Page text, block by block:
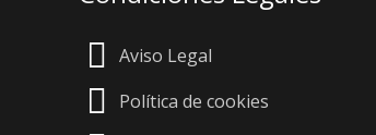
Aviso Legal
Política de cookies